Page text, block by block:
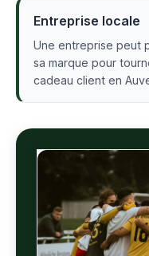
Entreprise locale
Une entreprise peut
sa marque pour
cadeau client en